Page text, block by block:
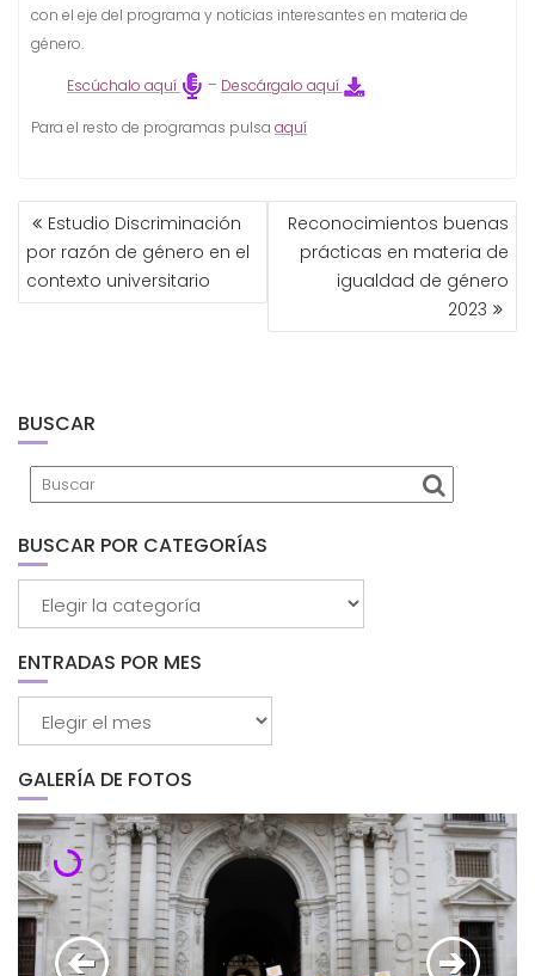
con el eje del programa y noticias interesantes en materia de
género.
Escúchalo aquí – Descárgalo aquí
Para el resto de programas pulsa aquí
NAVEGACIÓN
DE
ENTRADAS
Estudio Discriminación
por razón de género en el
contexto universitario
Reconocimientos buenas
prácticas en materia de
igualdad de género
2023
BUSCAR
BUSCAR POR CATEGORÍAS
ENTRADAS POR MES
GALERÍA DE FOTOS